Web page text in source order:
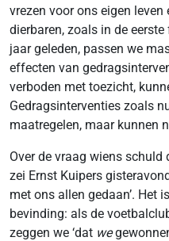
vrezen voor ons eigen
dierbaren, zoals in de
jaar geleden, passen we
effecten van
verboden met toezicht,
Gedragsinterventies zoals
maatregelen, maar kunnen
Over de vraag wiens
zei Ernst Kuipers
met ons allen gedaan’. Het
bevinding: als de
zeggen we ‘dat we